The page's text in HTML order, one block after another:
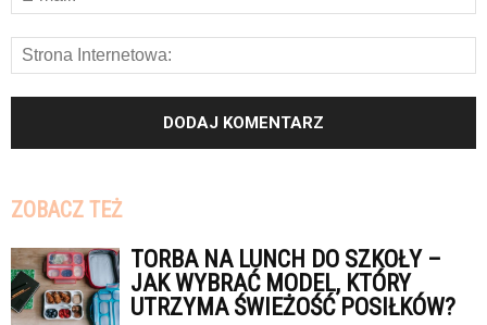
ZOBACZ TEŻ
TORBA NA LUNCH DO SZKOŁY –
JAK WYBRAĆ MODEL, KTÓRY
UTRZYMA ŚWIEŻOŚĆ POSIŁKÓW?